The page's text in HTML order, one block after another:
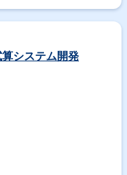
算システム開発